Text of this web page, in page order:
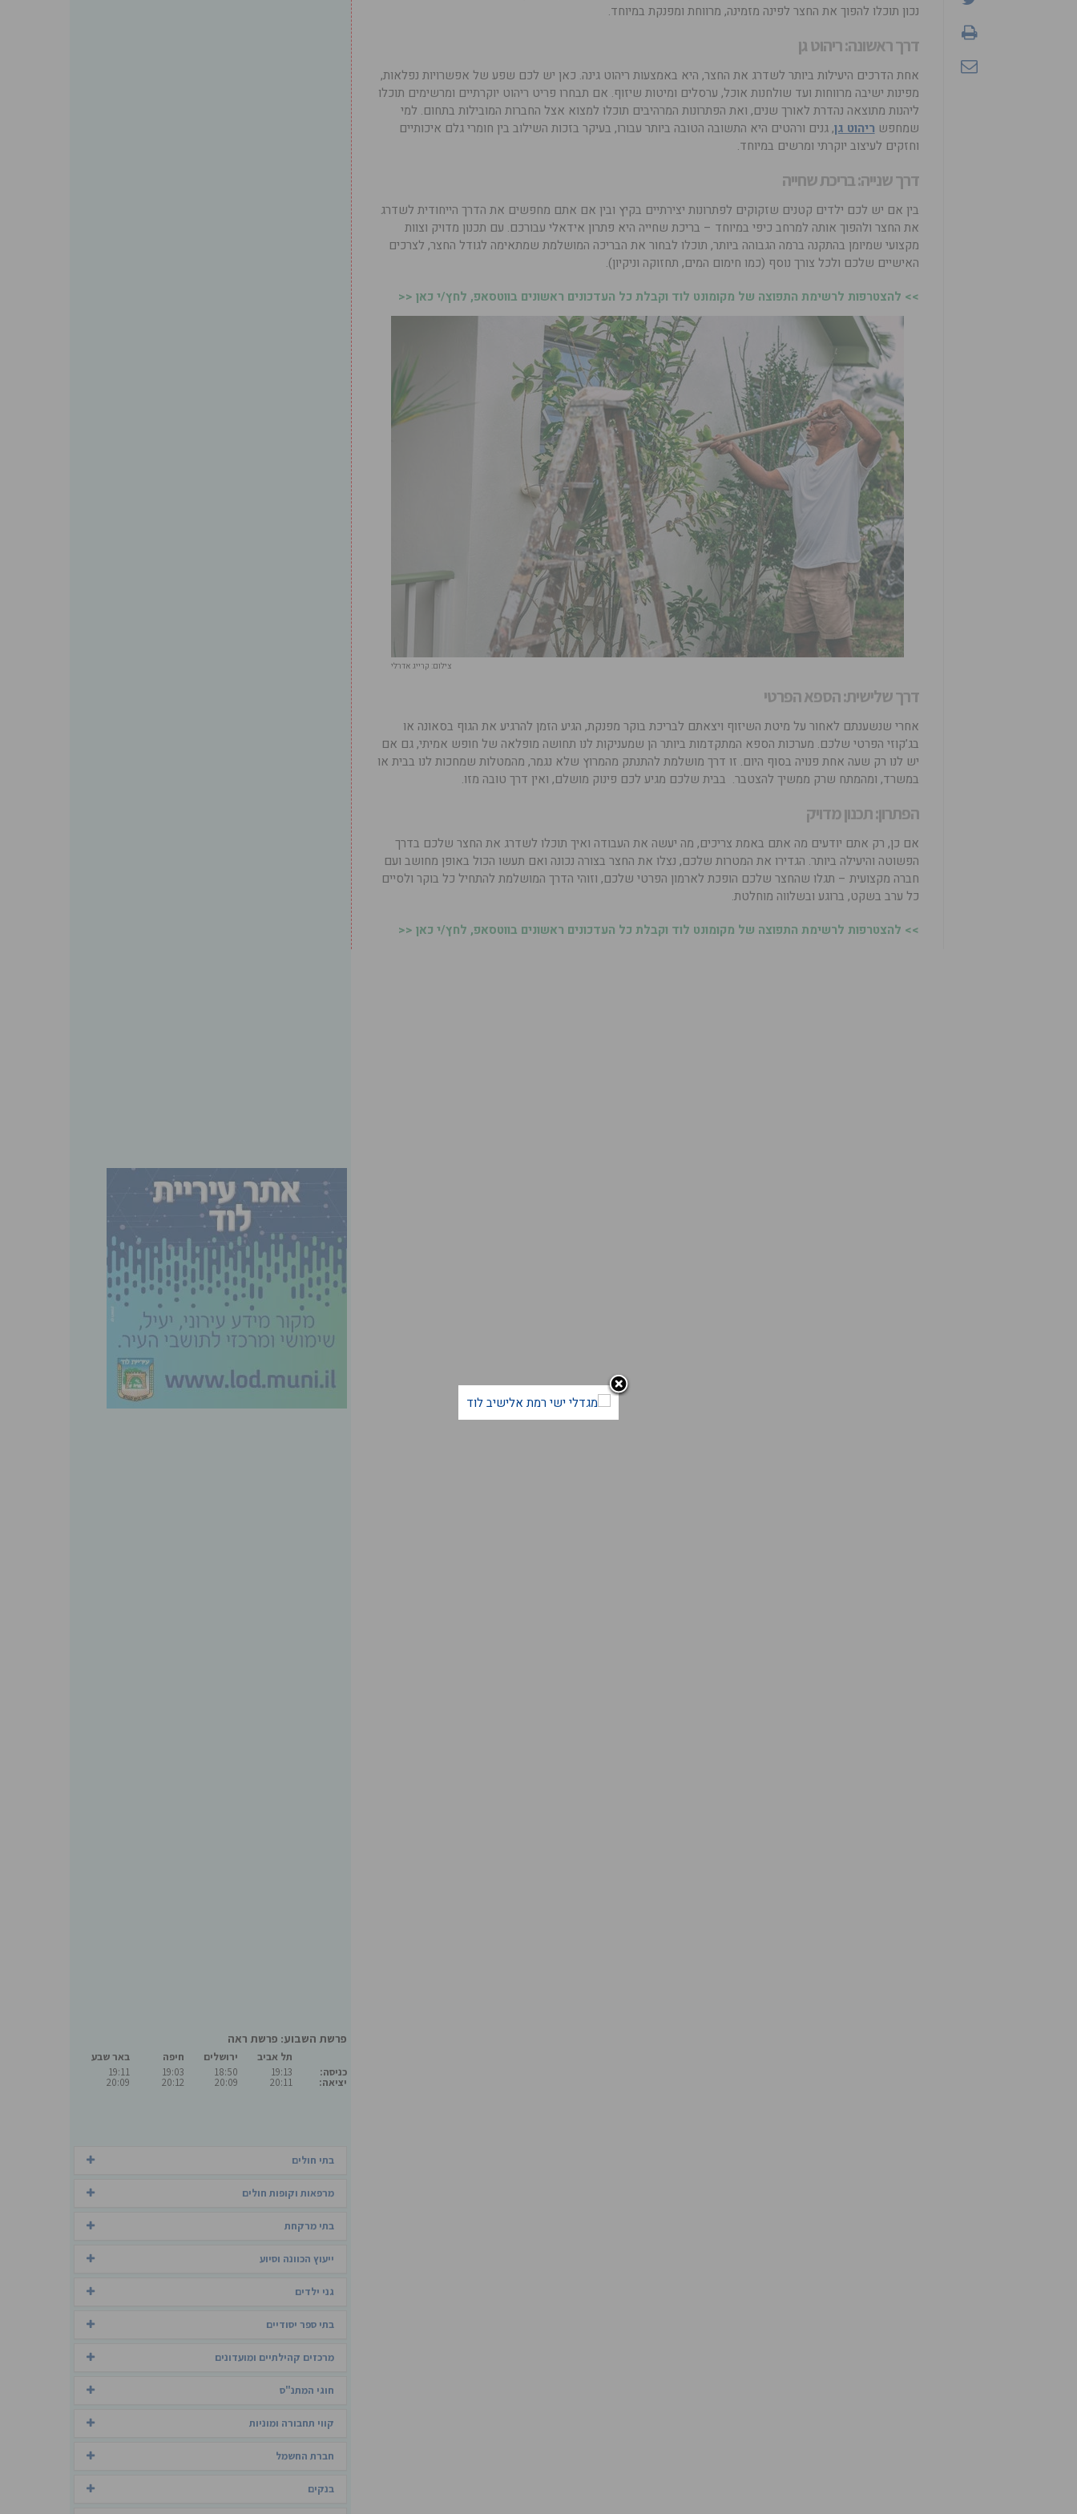
נכון תוכלו להפוך את החצר לפינה מזמינה, מרווחת ומפנקת במיוחד.
דרך ראשונה: ריהוט גן
אחת הדרכים היעילות ביותר לשדרג את החצר, היא באמצעות ריהוט גינה. כאן יש לכם שפע של אפשרויות נפלאות,
מפינות ישיבה מרווחות ועד שולחנות אוכל, ערסלים ומיטות שיזוף. אם תבחרו פריט ריהוט יוקרתיים ומרשימים תוכלו
ליהנות מתוצאה נהדרת לאורך שנים, ואת הפתרונות המרהיבים תוכלו למצוא אצל החברות המובילות בתחום. למי
שמחפש ריהוט גן, גנים ורהטים היא התשובה הטובה ביותר עבורו, בעיקר בזכות השילוב בין חומרי גלם איכותיים
וחזקים לעיצוב יוקרתי ומרשים במיוחד.
דרך שנייה: בריכת שחייה
בין אם יש לכם ילדים קטנים שזקוקים לפתרונות יצירתיים בקיץ ובין אם אתם מחפשים את הדרך הייחודית לשדרג
את החצר ולהפוך אותה למרחב כיפי במיוחד – בריכת שחייה היא פתרון אידאלי עבורכם. עם תכנון מדויק וצוות
מקצועי שמיומן בהתקנה ברמה הגבוהה ביותר, תוכלו לבחור את הבריכה המושלמת שמתאימה לגודל החצר, לצרכים
האישיים שלכם ולכל צורך נוסף (כמו חימום המים, תחזוקה וניקיון).
>> להצטרפות לרשימת התפוצה של מקומונט לוד וקבלת כל העדכונים ראשונים בווטסאפ, לחץ/י כאן <<
צילום: קרייג אדרלי
דרך שלישית: הספא הפרטי
אחרי שנשענתם לאחור על מיטת השיזוף ויצאתם לבריכת בוקר מפנקת, הגיע הזמן להרגיע את הגוף בסאונה או
בג’קוזי הפרטי שלכם. מערכות הספא המתקדמות ביותר הן שמעניקות לנו תחושה מופלאה של חופש אמיתי, גם אם
יש לנו רק שעה אחת פנויה בסוף היום. זו דרך מושלמת להתנתק מהמרוץ שלא נגמר, מהמטלות שמחכות לנו בבית או
במשרד, ומהמתח שרק ממשיך להצטבר. בבית שלכם מגיע לכם פינוק מושלם, ואין דרך טובה מזו.
הפתרון: תכנון מדויק
אם כן, רק אתם יודעים מה אתם באמת צריכים, מה יעשה את העבודה ואיך תוכלו לשדרג את החצר שלכם בדרך
הפשוטה והיעילה ביותר. הגדירו את המטרות שלכם, נצלו את החצר בצורה נכונה ואם תעשו הכול באופן מחושב ועם
חברה מקצועית – תגלו שהחצר שלכם הופכת לארמון הפרטי שלכם, וזוהי הדרך המושלמת להתחיל כל בוקר ולסיים
כל ערב בשקט, ברוגע ובשלווה מוחלטת.
>> להצטרפות לרשימת התפוצה של מקומונט לוד וקבלת כל העדכונים ראשונים בווטסאפ, לחץ/י כאן <<
פרשת השבוע: פרשת ראה
כניסה:
יציאה:
תל אביב
19:13
20:11
ירושלים
18:50
20:09
חיפה
19:03
20:12
באר שבע
19:11
20:09
בתי חולים
מרפאות וקופות חולים
בתי מרקחת
ייעוץ הכוונה וסיוע
גני ילדים
בתי ספר יסודיים
מרכזים קהילתיים ומועדונים
חוגי המתנ"ס
קווי תחבורה ומוניות
חברת החשמל
בנקים